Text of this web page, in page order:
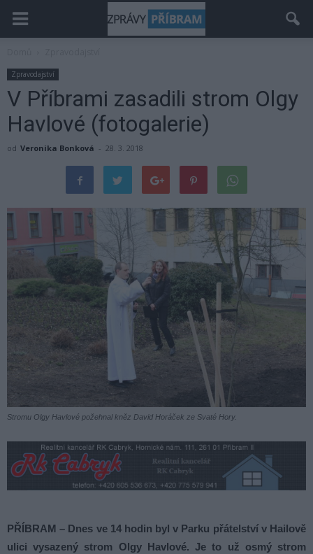
Zpravodajství
V Příbrami zasadili strom Olgy
Havlové (fotogalerie)
od Veronika Bonková - 28. 3. 2018
Stromu Olgy Havlové požehnal kněz David Horáček ze Svaté Hory.
PŘÍBRAM – Dnes ve 14 hodin byl v Parku přátelství v Hailově
ulici vysazený strom Olgy Havlové. Je to už osmý strom